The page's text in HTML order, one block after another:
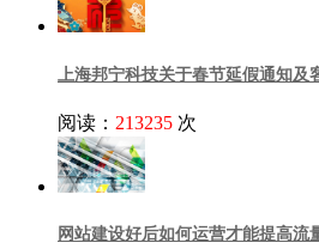
上海邦宁科技关于春节延假通知及
阅读： 213235 次
网站建设好后如何运营才能提高流